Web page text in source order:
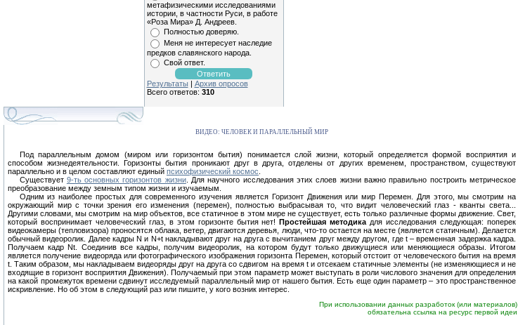
метафизическими исследованиями
истории, в частности Руси, в работе
«Роза Мира» Д. Андреев.
Полностью доверяю.
Меня не интересует наследие
предков славянского народа.
Свой ответ.
Результаты| Архив опросов
Всего ответов: 310
ВИДЕО: ЧЕЛОВЕК И ПАРАЛЛЕЛЬНЫЙ МИР
Под параллельным домом (миром или горизонтом бытия) понимается слой жизни, который определяется формой восприятия и
способом жизнедеятельности. Горизонты бытия проникают друг в друга, отделены от других временем, пространством, существуют
параллельно и в целом составляют единый психофизический космос
Существует 9-ть основных горизонтов жизни. Для научного исследования этих слоев жизни важно правильно построить метрическое
преобразование между земным типом жизни и изучаемым.
Одним из наиболее простых для современного изучения является Горизонт Движения или мир Перемен. Для этого, мы смотрим на
окружающий мир с точки зрения его изменения (перемен), полностью выбрасывая то, что видит человеческий глаз - кванты света...
Другими словами, мы смотрим на мир объектов, все статичное в этом мире не существует, есть только различные формы движение. Свет,
который воспринимает человеческий глаз, в этом горизонте бытия нет!Простейшая методика для исследования следующая: поперек
видеокамеры (тепловизора) проносятся облака, ветер, двигаются деревья, люди, что-то остается на месте (является статичным). Делается
обычный видеоролик. Далее кадры N и N+t накладывают друг на друга с вычитанием друг между другом, где t – временная задержка кадра.
Получаем кадр Nt. Соединив все кадры, получим видеоролик, на котором будут только движущиеся или меняющиеся образы. Итогом
является получение видеоряда или фотографического изображения горизонта Перемен, который отстоит от человеческого бытия на время
t. Таким образом, мы накладываем видеоряды друг на друга со сдвигом на время t и отсекаем статичные элементы (не изменяющиеся и не
входящие в горизонт восприятия Движения). Получаемый при этом параметр может выступать в роли числового значения для определения
на какой промежуток времени сдвинут исследуемый параллельный мир от нашего бытия. Есть еще один параметр – это пространственное
искривление. Но об этом в следующий раз или пишите, у кого возник интерес.
При использовании данных разработок (или материалов)
обязательна ссылка на ресурс первой идеи